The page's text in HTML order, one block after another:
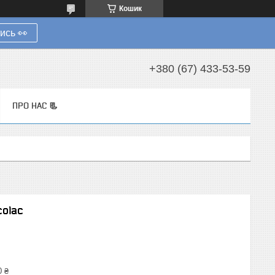
Кошик
👀
+380 (67) 433-53-59
ПРО НАС 📃
₴